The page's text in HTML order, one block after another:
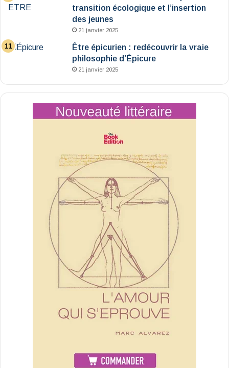
transition écologique et l’insertion
des jeunes
21 janvier 2025
Être épicurien : redécouvrir la vraie
philosophie d’Épicure
21 janvier 2025